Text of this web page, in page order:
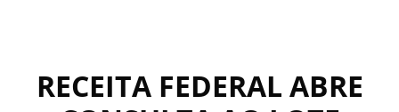
RECEITA FEDERAL ABRE